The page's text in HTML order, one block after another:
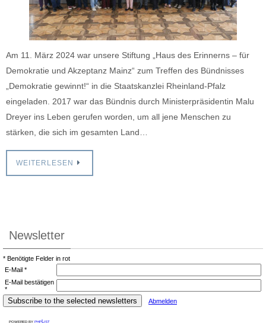
Am 11. März 2024 war unsere Stiftung „Haus des Erinnerns – für
Demokratie und Akzeptanz Mainz“ zum Treffen des Bündnisses
„Demokratie gewinnt!“ in die Staatskanzlei Rheinland-Pfalz
eingeladen. 2017 war das Bündnis durch Ministerpräsidentin Malu
Dreyer ins Leben gerufen worden, um all jene Menschen zu
stärken, die sich im gesamten Land…
WEITERLESEN
Newsletter